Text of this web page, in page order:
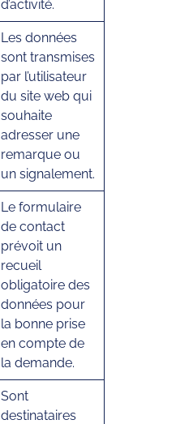
d’activité.
Les données
sont transmises
par l’utilisateur
du site web qui
souhaite
adresser une
remarque ou
un signalement.
Le formulaire
de contact
prévoit un
recueil
obligatoire des
données pour
la bonne prise
en compte de
la demande.
Sont
destinataires